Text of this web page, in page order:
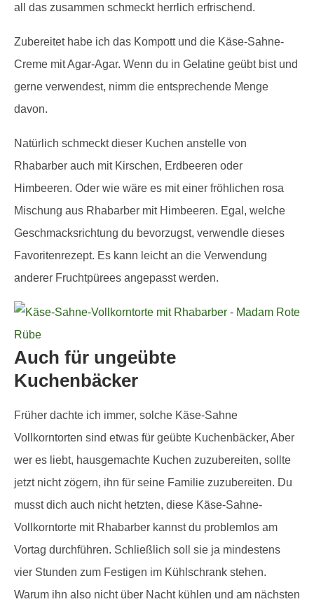
all das zusammen schmeckt herrlich erfrischend.
Zubereitet habe ich das Kompott und die Käse-Sahne-
Creme mit Agar-Agar. Wenn du in Gelatine geübt bist und
gerne verwendest, nimm die entsprechende Menge
davon.
Natürlich schmeckt dieser Kuchen anstelle von
Rhabarber auch mit Kirschen, Erdbeeren oder
Himbeeren. Oder wie wäre es mit einer fröhlichen rosa
Mischung aus Rhabarber mit Himbeeren. Egal, welche
Geschmacksrichtung du bevorzugst, verwendle dieses
Favoritenrezept. Es kann leicht an die Verwendung
anderer Fruchtpürees angepasst werden.
Auch für ungeübte
Kuchenbäcker
Früher dachte ich immer, solche Käse-Sahne
Vollkorntorten sind etwas für geübte Kuchenbäcker, Aber
wer es liebt, hausgemachte Kuchen zuzubereiten, sollte
jetzt nicht zögern, ihn für seine Familie zuzubereiten. Du
musst dich auch nicht hetzten, diese Käse-Sahne-
Vollkorntorte mit Rhabarber kannst du problemlos am
Vortag durchführen. Schließlich soll sie ja mindestens
vier Stunden zum Festigen im Kühlschrank stehen.
Warum ihn also nicht über Nacht kühlen und am nächsten